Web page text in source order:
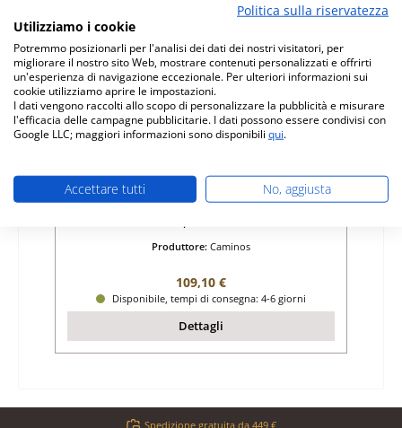
Caminos Hera vetro
Produttore: Caminos
Prezzo normale:
109,10 €
Disponibile, tempi di consegna: 4-6 giorni
Dettagli
Spedizione gratuita da 449 €
Politica sulla riservatezza
Utilizziamo i cookie
Potremmo posizionarli per l'analisi dei dati dei nostri visitatori, per
migliorare il nostro sito Web, mostrare contenuti personalizzati e offrirti
un'esperienza di navigazione eccezionale. Per ulteriori informazioni sui
cookie utilizziamo aprire le impostazioni.
I dati vengono raccolti allo scopo di personalizzare la pubblicità e misurare
l'efficacia delle campagne pubblicitarie. I dati possono essere condivisi con
Google LLC; maggiori informazioni sono disponibili qui.
Accettare tutti No, aggiusta